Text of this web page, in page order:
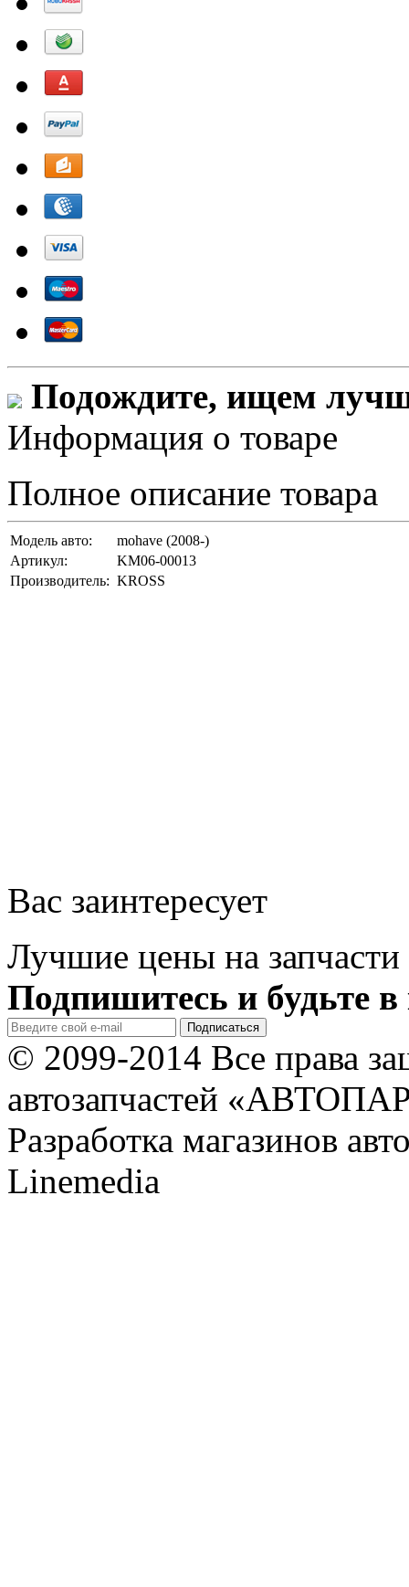
Подождите, ищем
Информация о товаре
Полное описание товара
Модель авто:
mohave (2008-)
Артикул:
KM06-00013
Производитель: KROSS
Вас заинтересует
Лучшие цены на запчасти
Подпишитесь и будьте в
© 2099-2014 Все права
автозапчастей
Разработка магазинов
Linemedia